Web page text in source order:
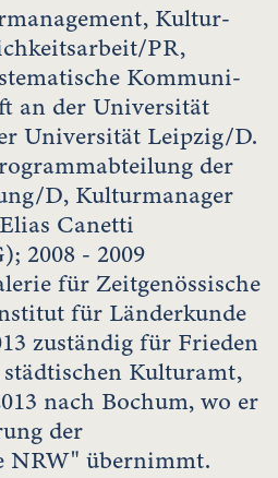
Kultur-
PR,
Kommuni-
an der Universität
Universität Leipzig/D.
der
D, Kulturmanager
Canetti
2008 - 2009
für Zeitgenössische
für Länderkunde
zuständig für Frieden
Kulturamt,
nach Bochum, wo er
der
NRW" übernimmt.